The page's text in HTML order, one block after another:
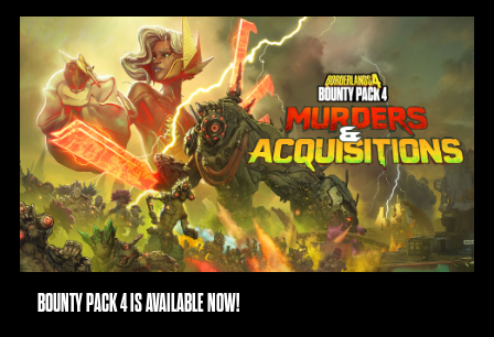
BOUNTY PACK 4 IS AVAILABLE NOW!